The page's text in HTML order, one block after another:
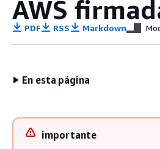
AWS
PDF RSS Markdown
En esta página
importante